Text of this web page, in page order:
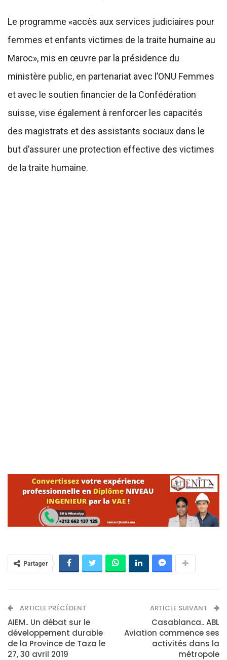
Le programme «accès aux services judiciaires pour
femmes et enfants victimes de la traite humaine au
Maroc», mis en œuvre par la présidence du
ministère public, en partenariat avec l’ONU Femmes
et avec le soutien financier de la Confédération
suisse, vise également à renforcer les capacités
des magistrats et des assistants sociaux dans le
but d’assurer une protection effective des victimes
de la traite humaine.
Partager
ARTICLE PRÉCÉDENT
AIEM.. Un débat sur le
développement durable
de la Province de Taza le
27, 30 avril 2019
ARTICLE SUIVANT
Casablanca.. ABL
Aviation commence ses
activités dans la
métropole